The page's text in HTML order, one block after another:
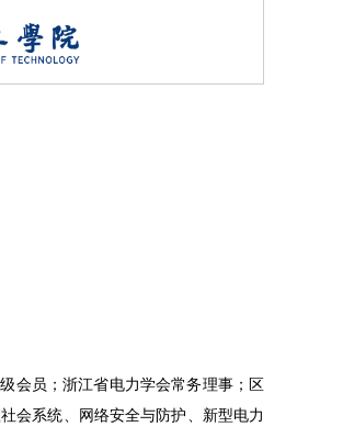
会员；浙江省电力学会常务理事；区
会系统、网络安全与防护、新型电力